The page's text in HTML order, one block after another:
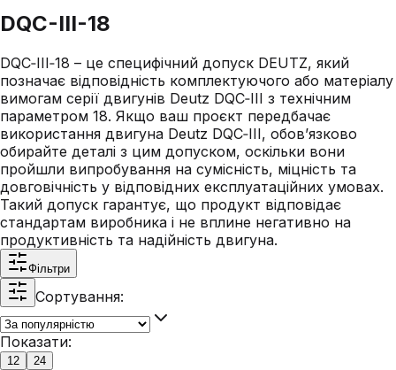
DQC-III-18
DQC‑III‑18 – це специфічний допуск DEUTZ, який
позначає відповідність комплектуючого або матеріалу
вимогам серії двигунів Deutz DQC‑III з технічним
параметром 18. Якщо ваш проєкт передбачає
використання двигуна Deutz DQC‑III, обов’язково
обирайте деталі з цим допуском, оскільки вони
пройшли випробування на сумісність, міцність та
довговічність у відповідних експлуатаційних умовах.
Такий допуск гарантує, що продукт відповідає
стандартам виробника і не вплине негативно на
продуктивність та надійність двигуна.
Фільтри
Сортування:
Показати:
12 24